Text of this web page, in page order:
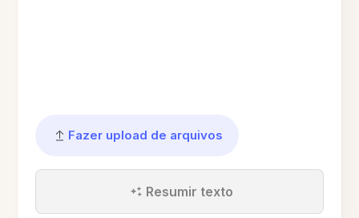
Fazer upload de arquivos
Resumir texto